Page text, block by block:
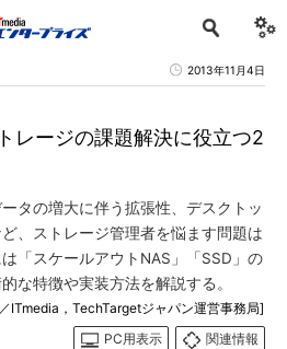
2013年11月4日
ージの課題解決に役立つ2
タの増大に伴う拡張性、デスクトッ
、ストレージ管理者を悩ます問題は
「スケールアウトNAS」「SSD」の
な特徴や実装方法を解説する。
ITmedia，TechTargetジャパン運営事務局]
PC用表示
関連情報